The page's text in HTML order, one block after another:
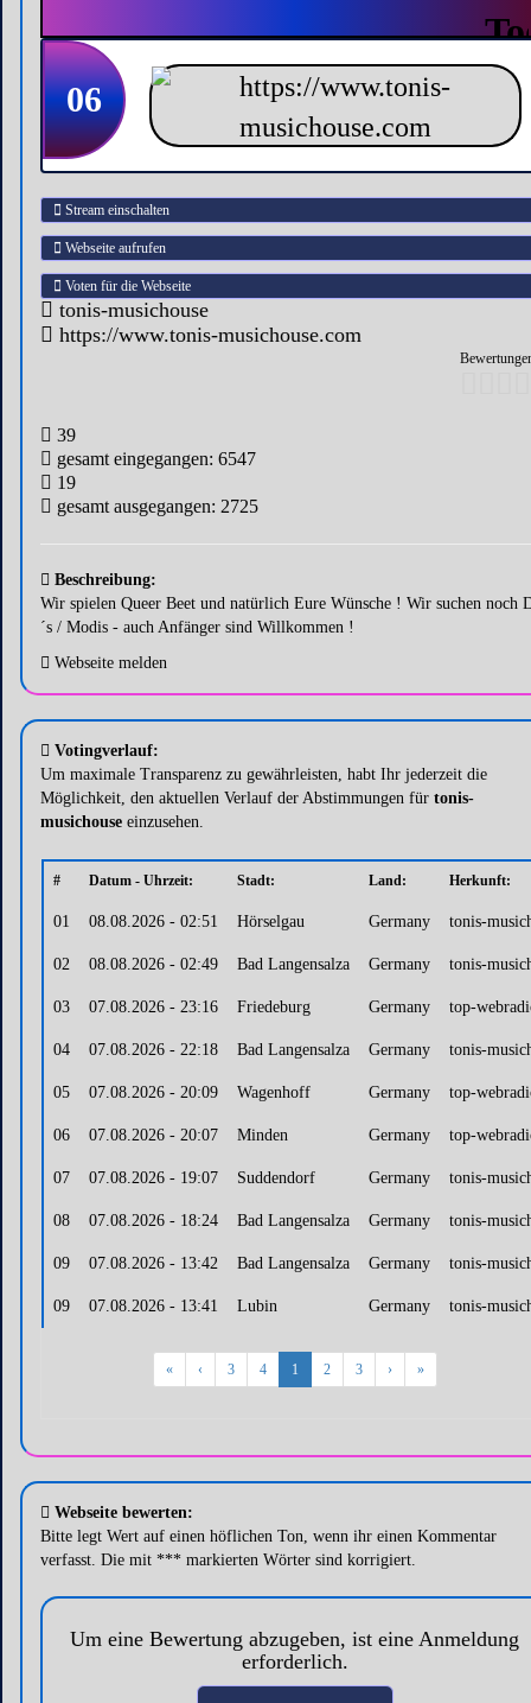
06
Stream einschalten
Webseite aufrufen
Voten für die Webseite
tonis-musichouse
https://www.tonis-musichouse.com
39
gesamt eingegangen: 6547
19
gesamt ausgegangen: 2725
Beschreibung:
Wir spielen Queer Beet und natürlich Eure Wünsche ! Wir suchen noch
´s / Modis - auch Anfänger sind Willkommen !
Webseite melden
Votingverlauf:
Um maximale Transparenz zu gewährleisten, habt Ihr jederzeit die
Möglichkeit, den aktuellen Verlauf der Abstimmungen für tonis-
musichouse einzusehen.
# Datum - Uhrzeit: Stadt: Land: Herkunft:
01 08.08.2026 - 02:51 Hörselgau Germany tonis-
02 08.08.2026 - 02:49 Bad Langensalza Germany tonis-
03 07.08.2026 - 23:16 Friedeburg Germany top-
04 07.08.2026 - 22:18 Bad Langensalza Germany tonis-
05 07.08.2026 - 20:09 Wagenhoff Germany top-
06 07.08.2026 - 20:07 Minden Germany top-
07 07.08.2026 - 19:07 Suddendorf Germany tonis-
08 07.08.2026 - 18:24 Bad Langensalza Germany tonis-
09 07.08.2026 - 13:42 Bad Langensalza Germany tonis-
09 07.08.2026 - 13:41 Lubin Germany tonis-
« ‹ 3 4 1 2 3 › »
Webseite bewerten:
Bitte legt Wert auf einen höflichen Ton, wenn ihr einen Kommentar
verfasst. Die mit *** markierten Wörter sind korrigiert.
Um eine Bewertung abzugeben, ist eine Anmeldung
erforderlich.